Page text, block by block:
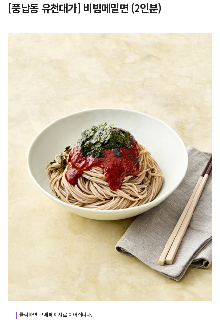
[풍납동 유천대가] 비빔메밀면 (2인분)
클릭하면 구매 페이지로 이어집니다.